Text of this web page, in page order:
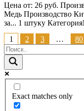
Цена от: 26 руб.
Медь Производство
за... 1 штуку
Пагинация
записей
1 2 3 … 80
Exact matches only